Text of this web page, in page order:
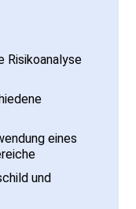
Risikoanalyse
eines
und